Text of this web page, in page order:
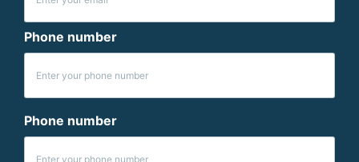
Phone number
Phone number